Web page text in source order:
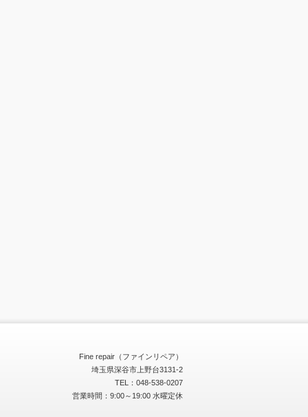
Fine repair（ファインリペア）
埼玉県深谷市上野台3131-2
TEL：048-538-0207
営業時間：9:00～19:00 水曜定休